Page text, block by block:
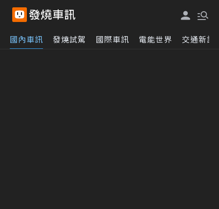
國內車訊 發燒試駕 國際車訊 電能世界 交通新訊